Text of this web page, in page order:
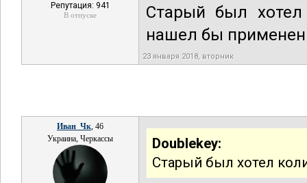
Репутация: 941
В отпуске
Старый был
нашел бы
23 января 2018, вторник
Иван_Чк, 46
Украина, Черкассы
Doublekey:
Старый был хотел